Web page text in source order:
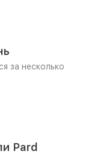
за несколько
Pard